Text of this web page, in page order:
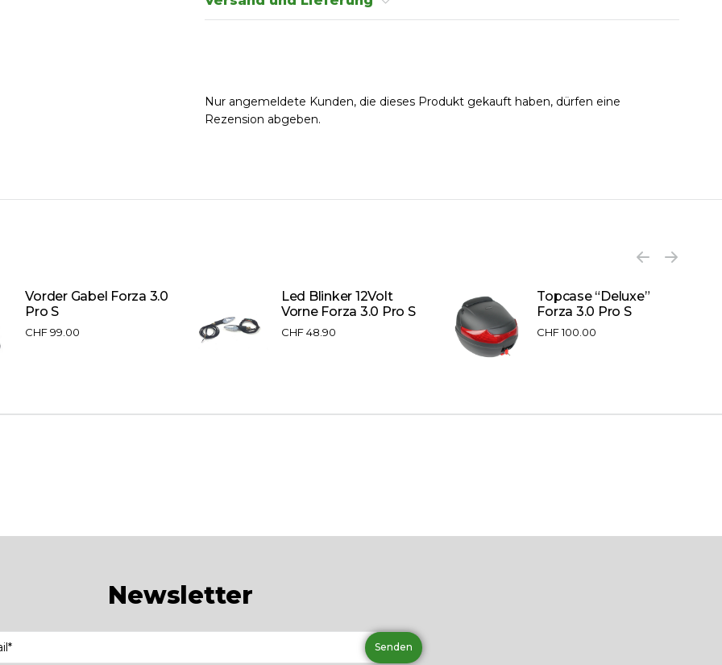
Nur angemeldete Kunden, die dieses Produkt gekauft haben, dürfen eine
Rezension abgeben.
Vorder Gabel Forza 3.0
Pro S
CHF99.00
Led Blinker 12Volt
Vorne Forza 3.0 Pro S
CHF48.90
Topcase “Deluxe”
Forza 3.0 Pro S
CHF100.00
Newsletter